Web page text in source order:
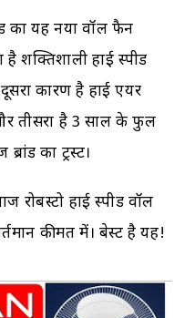
का यह नया वॉल फैन
शक्तिशाली हाई स्पीड
कारण है हाई एयर
तीसरा है 3 साल के फुल
का ट्रस्ट।
हाई स्पीड वॉल
कीमत में। बेस्ट है यह!